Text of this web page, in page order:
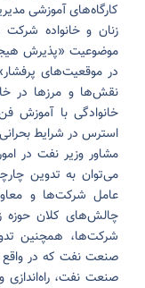
کارگاه‌های آموزشی
زنان و خانواده شرکت
موضوعیت «پذیرش
در موقعیت‌های
نقش‌ها و مرزها در
خانوادگی با آموزش
استرس در شرایط
مشاور وزیر نفت در
می‌توان به تدوین
عامل شرکت‌ها و
چالش‌های کلان حوزه
شرکت‌ها، همچنین
صنعت نفت که در واقع